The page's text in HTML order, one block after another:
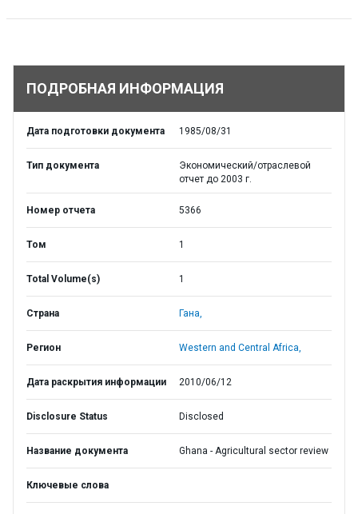
ПОДРОБНАЯ ИНФОРМАЦИЯ
Дата подготовки документа 1985/08/31
Тип документа
Экономический/отраслевой
отчет до 2003 г.
Номер отчета 5366
Том 1
Total Volume(s) 1
Страна Гана,
Регион Western and Central Africa,
Дата раскрытия информации 2010/06/12
Disclosure Status Disclosed
Название документа Ghana - Agricultural sector review
Ключевые слова